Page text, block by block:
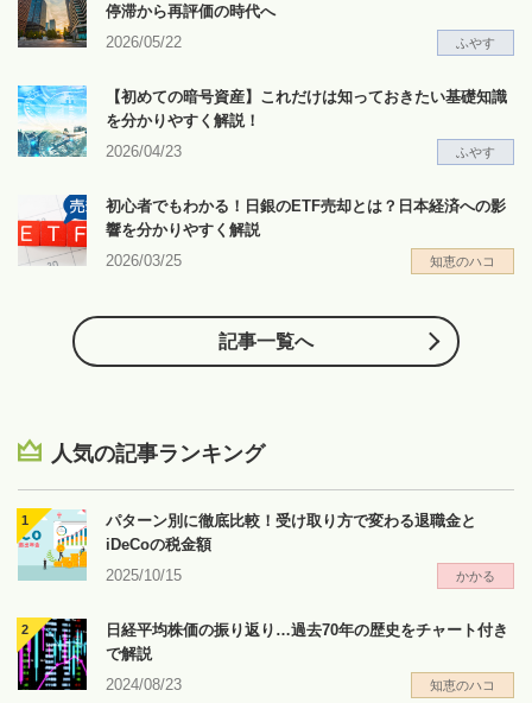
停滞から再評価の時代へ
2026/05/22
ふやす
【初めての暗号資産】これだけは知っておきたい基礎知識
を分かりやすく解説！
2026/04/23
ふやす
初心者でもわかる！日銀のETF売却とは？日本経済への影
響を分かりやすく解説
2026/03/25
知恵のハコ
記事一覧へ
人気の記事ランキング
パターン別に徹底比較！受け取り方で変わる退職金と
iDeCoの税金額
2025/10/15
かかる
日経平均株価の振り返り…過去70年の歴史をチャート付き
で解説
2024/08/23
知恵のハコ